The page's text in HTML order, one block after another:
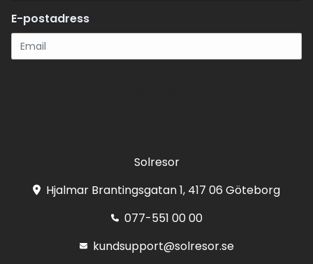
E-postadress
Solresor
Hjalmar Brantingsgatan 1, 417 06 Göteborg
077-551 00 00
kundsupport@solresor.se